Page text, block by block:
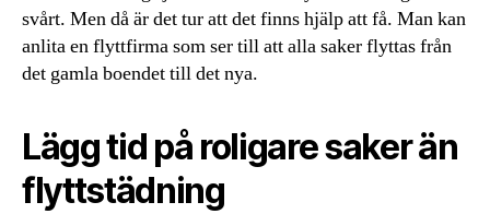
svårt. Men då är det tur att det finns hjälp att få. Man kan
anlita en flyttfirma som ser till att alla saker flyttas från
det gamla boendet till det nya.
Lägg tid på roligare saker än
flyttstädning